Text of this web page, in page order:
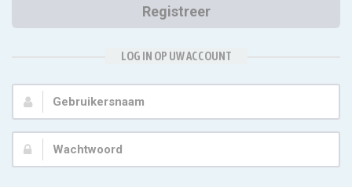
Registreer
LOG IN OP UW ACCOUNT
Gebruikersnaam:
Wachtwoord: